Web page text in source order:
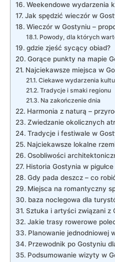
Weekendowe wydarzenia
Jak spędzić wieczór w
Wieczór w Gostyniu –⁢
Powody, ⁢dla których‍
gdzie zjeść sycący obiad?
Gorące punkty na mapie⁣
Najciekawsze ​miejsca w
Ciekawe wydarzenia⁣
Tradycje ‌i smaki regionu
Na ⁣zakończenie dnia
Harmonia z naturą –
Zwiedzanie⁤ okolicznych
Tradycje​ i festiwale ​w
Najciekawsze lokalne⁤
Osobliwości
Historia Gostynia w pigułce
Gdy ​pada deszcz – ​co
Miejsca na romantyczny
baza noclegowa ​dla
Sztuka i artyści związani z
Jakie trasy rowerowe
Planowanie jednodniowej⁣
Przewodnik po Gostyniu
Podsumowanie wizyty w